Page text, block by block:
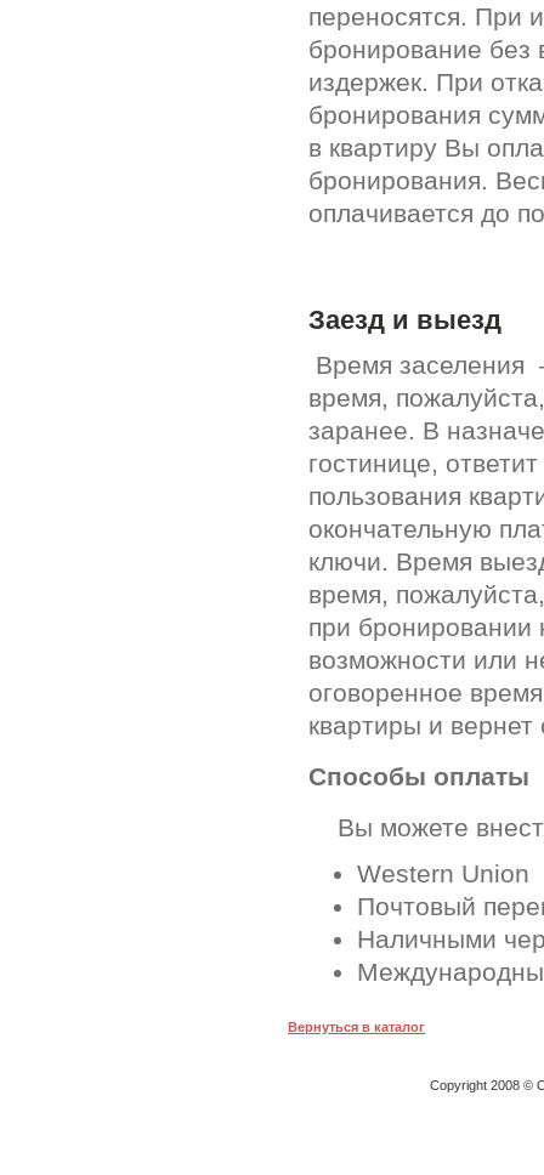
переносятся. При
бронирование без
издержек. При
бронирования
в квартиру Вы
бронирования.
оплачивается до
Заезд и выезд
Время заселения
время,
заранее. В
гостинице,
пользования
окончательную
ключи. Время
время,
при
возможности или
оговоренное
квартиры и вернет
Способы оплаты
Вы можете
Western Union
Почтовый
Наличными
Вернуться в каталог
Copyright 2008 ©